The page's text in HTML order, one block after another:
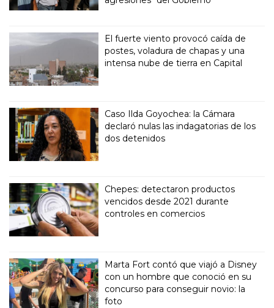
El fuerte viento provocó caída de
postes, voladura de chapas y una
intensa nube de tierra en Capital
Caso Ilda Goyochea: la Cámara
declaró nulas las indagatorias de los
dos detenidos
Chepes: detectaron productos
vencidos desde 2021 durante
controles en comercios
Marta Fort contó que viajó a Disney
con un hombre que conoció en su
concurso para conseguir novio: la
foto